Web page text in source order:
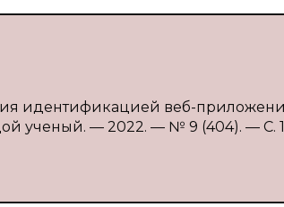
идентификацией веб-
ученый. — 2022. — № 9 (404). — С.